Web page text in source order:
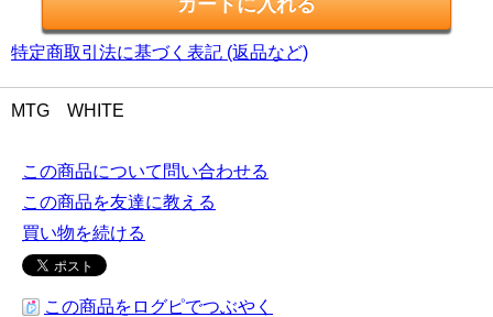
特定商取引法に基づく表記 (返品など)
MTG WHITE
この商品について問い合わせる
この商品を友達に教える
買い物を続ける
この商品をログピでつぶやく